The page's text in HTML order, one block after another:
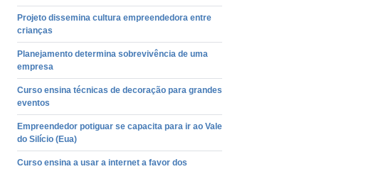
Projeto dissemina cultura empreendedora entre
crianças
Planejamento determina sobrevivência de uma
empresa
Curso ensina técnicas de decoração para grandes
eventos
Empreendedor potiguar se capacita para ir ao Vale
do Silício (Eua)
Curso ensina a usar a internet a favor dos